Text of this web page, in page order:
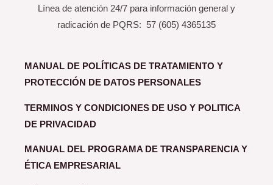
Línea de atención 24/7 para información general y
radicación de PQRS: 57 (605) 4365135
MANUAL DE POLÍTICAS DE TRATAMIENTO Y
PROTECCIÓN DE DATOS PERSONALES
TERMINOS Y CONDICIONES DE USO Y POLITICA
DE PRIVACIDAD
MANUAL DEL PROGRAMA DE TRANSPARENCIA Y
ÉTICA EMPRESARIAL